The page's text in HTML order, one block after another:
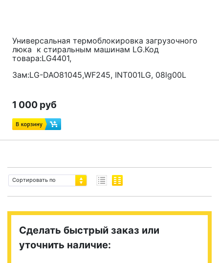
Универсальная термоблокировка загрузочного
люка к стиральным машинам LG.Код
товара:LG4401,
Зам:LG-DAO81045,WF245, INT001LG, 08lg00L
1 000 руб
Сортировать по
Сделать быстрый заказ или
уточнить наличие: